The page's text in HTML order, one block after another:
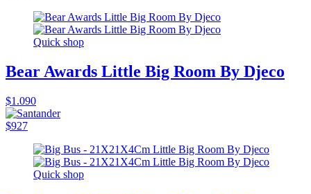
Quick shop
Bear Awards Little Big Room By Djeco
$1.090
$927
Quick shop